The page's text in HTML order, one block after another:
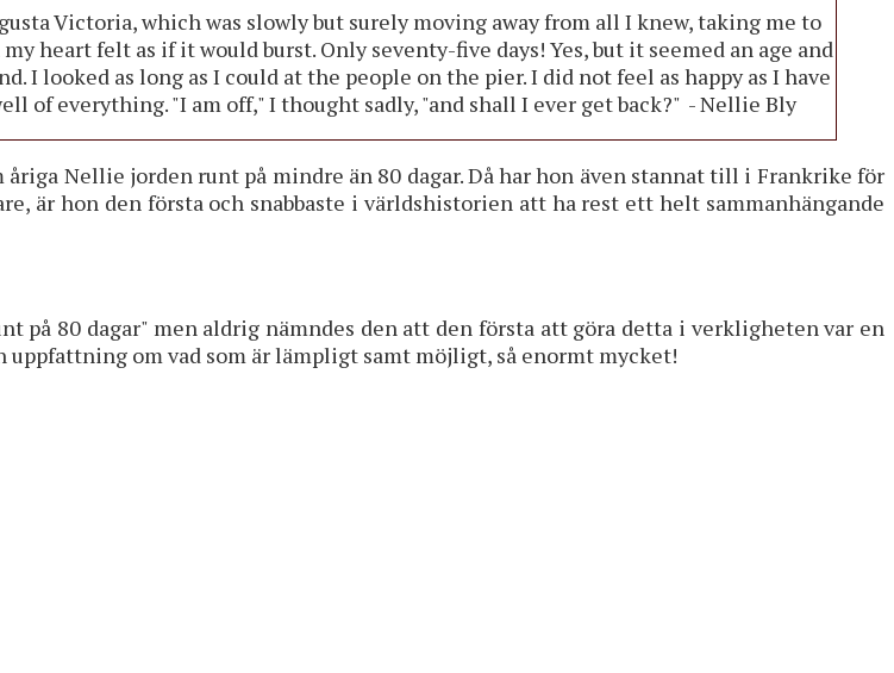
Victoria, which was slowly but surely moving away from all I knew, taking me to
heart felt as if it would burst. Only seventy-five days! Yes, but it seemed an age and
I looked as long as I could at the people on the pier. I did not feel as happy as I have
of everything. "I am off," I thought sadly, "and shall I ever get back?" - Nellie Bly
Nellie jorden runt på mindre än 80 dagar. Då har hon även stannat till i Frankrike för
är hon den första och snabbaste i världshistorien att ha rest ett helt sammanhängande
på 80 dagar" men aldrig nämndes den att den första att göra detta i verkligheten var en
om vad som är lämpligt samt möjligt, så enormt mycket!